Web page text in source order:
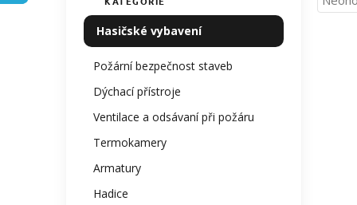
Přeskočit
kategorie
Hasičské vybavení
Požární bezpečnost staveb
Dýchací přístroje
Ventilace a odsávaní při požáru
Termokamery
Armatury
Hadice